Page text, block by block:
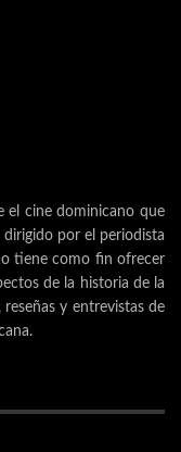
el cine dominicano que
por el periodista
tiene como fin ofrecer
de la historia de la
y entrevistas de